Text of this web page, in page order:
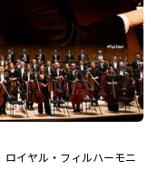
イヤル・フィルハーモニ